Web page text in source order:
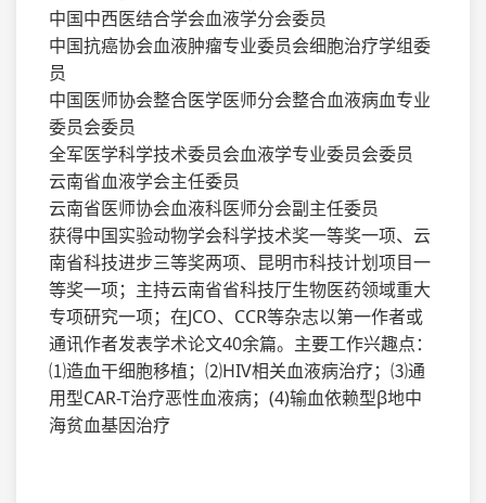
中国中西医结合学会血液学分会委员
中国抗癌协会血液肿瘤专业委员会细胞治疗学组委
员
中国医师协会整合医学医师分会整合血液病血专业
委员会委员
全军医学科学技术委员会血液学专业委员会委员
云南省血液学会主任委员
云南省医师协会血液科医师分会副主任委员
获得中国实验动物学会科学技术奖一等奖一项、云
南省科技进步三等奖两项、昆明市科技计划项目一
等奖一项；主持云南省省科技厅生物医药领域重大
专项研究一项；在JCO、CCR等杂志以第一作者或
通讯作者发表学术论文40余篇。主要工作兴趣点：
⑴造血干细胞移植；⑵HIV相关血液病治疗；⑶通
用型CAR-T治疗恶性血液病；(4)输血依赖型β地中
海贫血基因治疗